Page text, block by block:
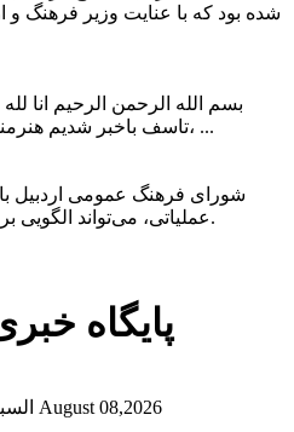
شده بود که با عنایت وزیر فرهنگ
بسم الله الرحمن الرحیم انا لله
تاسف باخبر شدیم هنرمند برجسته ایران و فرزند اردبیل، ...
شورای فرهنگ عمومی اردبیل
عملیاتی، می‌تواند الگویی برای سایر استان‌های کشور باشد.
پایگاه
السبت ۲۳ August 08,2026